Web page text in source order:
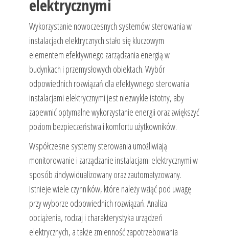
elektrycznymi
Wykorzystanie nowoczesnych systemów sterowania w
instalacjach elektrycznych stało się kluczowym
elementem efektywnego zarządzania energią w
budynkach i przemysłowych obiektach. Wybór
odpowiednich rozwiązań dla efektywnego sterowania
instalacjami elektrycznymi jest niezwykle istotny, aby
zapewnić optymalne wykorzystanie energii oraz zwiększyć
poziom bezpieczeństwa i komfortu użytkowników.
Współczesne systemy sterowania umożliwiają
monitorowanie i zarządzanie instalacjami elektrycznymi w
sposób zindywidualizowany oraz zautomatyzowany.
Istnieje wiele czynników, które należy wziąć pod uwagę
przy wyborze odpowiednich rozwiązań. Analiza
obciążenia, rodzaj i charakterystyka urządzeń
elektrycznych, a także zmienność zapotrzebowania